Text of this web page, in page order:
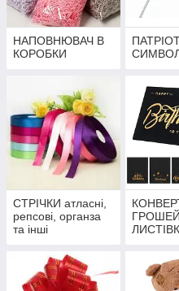
НАПОВНЮВАЧ В
КОРОБКИ
СТРІЧКИ атласні,
репсові, органза
та інші